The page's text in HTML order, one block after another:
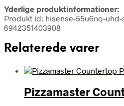
Yderlige produktinformationer:
Produkt id: hisense-55u6nq-
6942351403908
Relaterede varer
Pizzamaster